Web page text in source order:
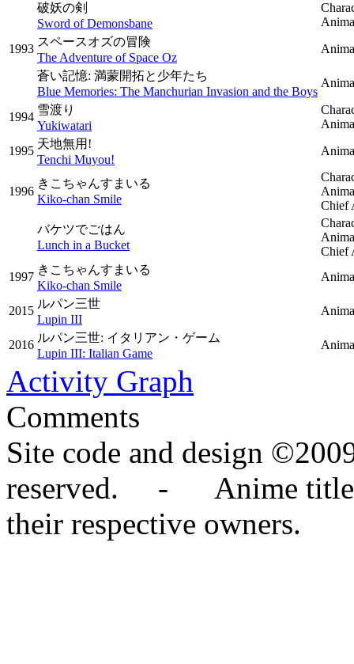
破妖の剣
Sword of Demonsbane
1993
スペースオズの冒険
The Adventure of Space Oz
蒼い記憶: 満蒙開拓と少年たち
Blue Memories: The Manchurian Invasion and the Boys
1994
雪渡り
Yukiwatari
1995
天地無用!
Tenchi Muyou!
1996
きこちゃんすまいる
Kiko-chan Smile
Chief
バケツでごはん
Lunch in a Bucket
Chief
1997
きこちゃんすまいる
Kiko-chan Smile
2015
ルパン三世
Lupin III
2016
ルパン三世: イタリアン・ゲーム
Lupin III: Italian Game
Activity Graph
Comments
Site code and design
reserved. - Anime titles,
their respective owners.